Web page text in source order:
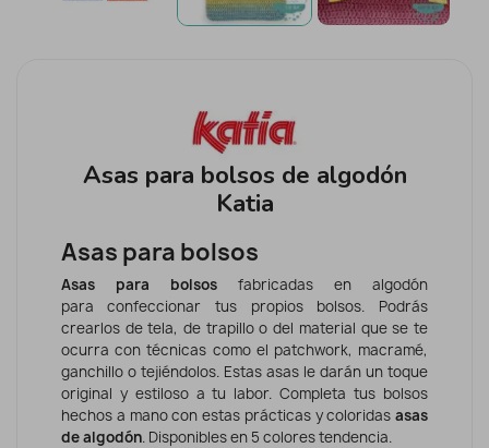
Asas para bolsos de algodón
Katia
Asas para bolsos
Asas para bolsos fabricadas en algodón
para confeccionar tus propios bolsos. Podrás
crearlos de tela, de trapillo o del material que se te
ocurra con técnicas como el patchwork, macramé,
ganchillo o tejiéndolos. Estas asas le darán un toque
original y estiloso a tu labor. Completa tus bolsos
hechos a mano con estas prácticas y coloridas asas
de algodón. Disponibles en 5 colores tendencia.